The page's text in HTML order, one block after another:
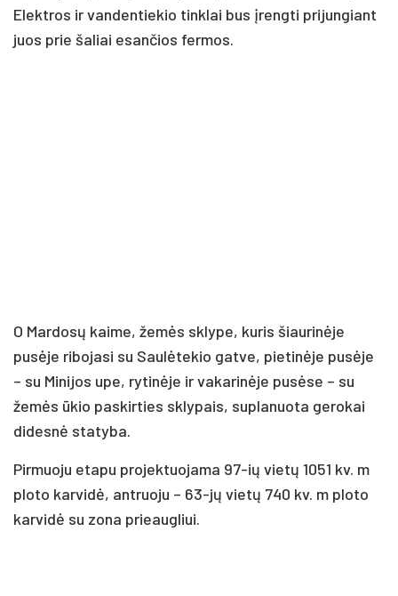
Elektros ir vandentiekio tinklai bus įrengti prijungiant
juos prie šaliai esančios fermos.
O Mardosų kaime, žemės sklype, kuris šiaurinėje
pusėje ribojasi su Saulėtekio gatve, pietinėje pusėje
– su Minijos upe, rytinėje ir vakarinėje pusėse – su
žemės ūkio paskirties sklypais, suplanuota gerokai
didesnė statyba.
Pirmuoju etapu projektuojama 97-ių vietų 1051 kv. m
ploto karvidė, antruoju – 63-jų vietų 740 kv. m ploto
karvidė su zona prieaugliui.